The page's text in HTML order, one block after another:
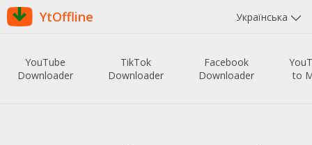
YtOffline Українська
YouTube
Downloader
TikTok
Downloader
Facebook
Downloader
to